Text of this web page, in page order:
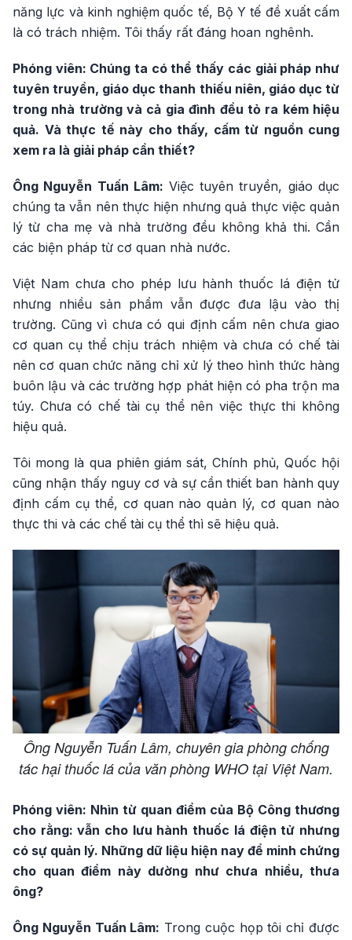
năng lực và kinh nghiệm quốc tế, Bộ Y tế đề xuất cấm
là có trách nhiệm. Tôi thấy rất đáng hoan nghênh.
Phóng viên: Chúng ta có thể thấy các giải pháp như
tuyên truyền, giáo dục thanh thiếu niên, giáo dục từ
trong nhà trường và cả gia đình đều tỏ ra kém hiệu
quả. Và thực tế này cho thấy, cấm từ nguồn cung
xem ra là giải pháp cần thiết?
Ông Nguyễn Tuấn Lâm: Việc tuyên truyền, giáo dục
chúng ta vẫn nên thực hiện nhưng quả thực việc quản
lý từ cha mẹ và nhà trường đều không khả thi. Cần
các biện pháp từ cơ quan nhà nước.
Việt Nam chưa cho phép lưu hành thuốc lá điện tử
nhưng nhiều sản phẩm vẫn được đưa lậu vào thị
trường. Cũng vì chưa có qui định cấm nên chưa giao
cơ quan cụ thể chịu trách nhiệm và chưa có chế tài
nên cơ quan chức năng chỉ xử lý theo hình thức hàng
buôn lậu và các trường hợp phát hiện có pha trộn ma
túy. Chưa có chế tài cụ thể nên việc thực thi không
hiệu quả.
Tôi mong là qua phiên giám sát, Chính phủ, Quốc hội
cũng nhận thấy nguy cơ và sự cần thiết ban hành quy
định cấm cụ thể, cơ quan nào quản lý, cơ quan nào
thực thi và các chế tài cụ thể thì sẽ hiệu quả.
Ông Nguyễn Tuấn Lâm, chuyên gia phòng chống
tác hại thuốc lá của văn phòng WHO tại Việt Nam.
Phóng viên: Nhìn từ quan điểm của Bộ Công thương
cho rằng: vẫn cho lưu hành thuốc lá điện tử nhưng
có sự quản lý. Những dữ liệu hiện nay để minh chứng
cho quan điểm này dường như chưa nhiều, thưa
ông?
Ông Nguyễn Tuấn Lâm: Trong cuộc họp tôi chỉ được